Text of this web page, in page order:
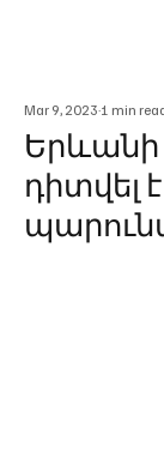
Երևանի
դիտվել
Mar 9, 2023 1 min